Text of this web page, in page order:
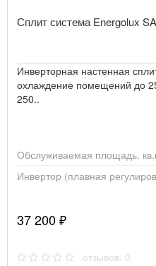
IGC
Сплит система Energolux
Инверторная настенная
охлаждение помещений до
250..
Обслуживаемая площадь,
Инвертор (плавная
37 200 ₽
отзывов: 0